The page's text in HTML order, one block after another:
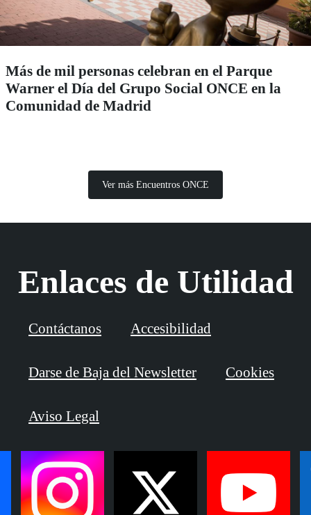
Más de mil personas celebran en el Parque
Warner el Día del Grupo Social ONCE en la
Comunidad de Madrid
Ver más Encuentros ONCE
Enlaces de Utilidad
Contáctanos Accesibilidad
Darse de Baja del Newsletter Cookies
Aviso Legal